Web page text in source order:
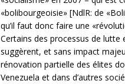
«bolibourgeoisie» [NdlR: de
qu’il faut donc faire une
Certains des processus de lutte
suggèrent, et sans impact
rénovation partielle des élites
Venezuela et dans d’autres